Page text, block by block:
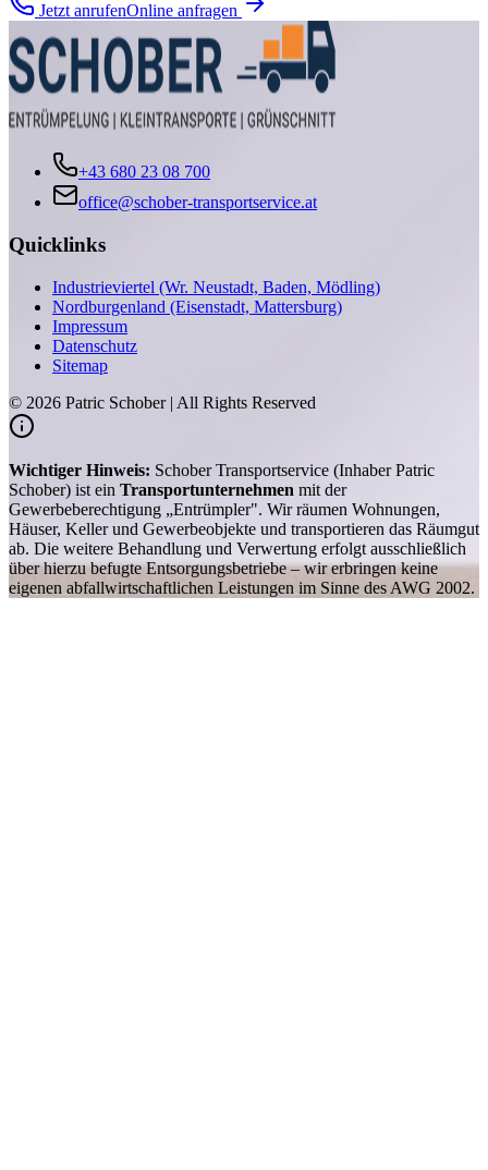
Jetzt anrufenOnline anfragen
+43 680 23 08 700
office@schober-transportservice.at
Quicklinks
Industrieviertel (Wr. Neustadt, Baden, Mödling)
Nordburgenland (Eisenstadt, Mattersburg)
Impressum
Datenschutz
Sitemap
© 2026 Patric Schober | All Rights Reserved
Wichtiger Hinweis: Schober Transportservice (Inhaber Patric
Schober) ist ein Transportunternehmen mit der
Gewerbeberechtigung „Entrümpler". Wir räumen Wohnungen,
Häuser, Keller und Gewerbeobjekte und transportieren das Räumgut
ab. Die weitere Behandlung und Verwertung erfolgt ausschließlich
über hierzu befugte Entsorgungsbetriebe – wir erbringen keine
eigenen abfallwirtschaftlichen Leistungen im Sinne des AWG 2002.